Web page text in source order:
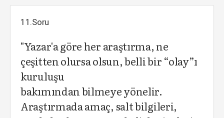
11.Soru
"Yazar'a göre her araştırma, ne
çeşitten olursa olsun, belli bir “olay”ı
kuruluşu
bakımından bilmeye yönelir.
Araştırmada amaç, salt bilgileri,